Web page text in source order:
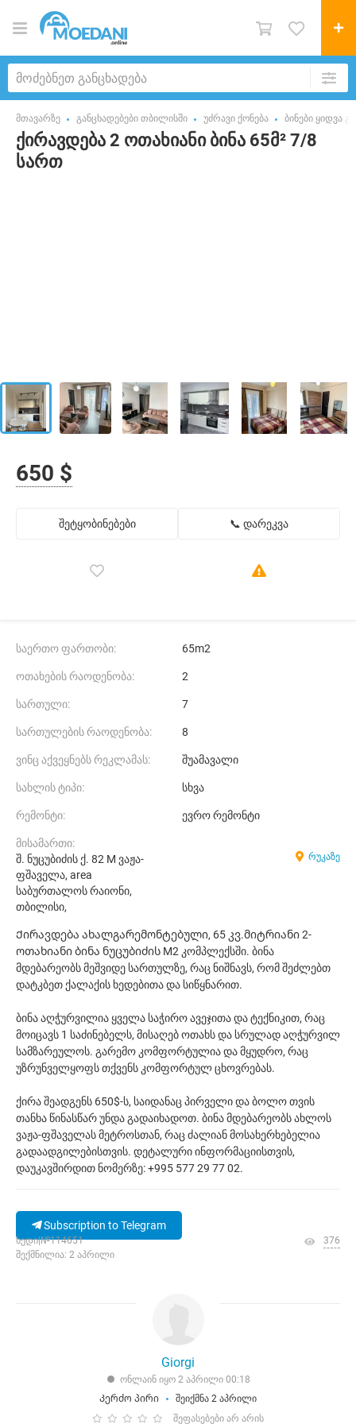
მთავარზე განცხადებები თბილისში უძრავი ქონება ბინები ყიდვა
ქირავდება 2 ოთახიანი ბინა 65მ² 7/8
სართ
650 $
შეტყობინებები 📞 დარეკვა
საერთო ფართობი: 65m2
ოთახების რაოდენობა: 2
სართული: 7
სართულების რაოდენობა: 8
ვინც აქვეყნებს რეკლამას: შუამავალი
სახლის ტიპი: სხვა
რემონტი: ევრო რემონტი
მისამართი:
შ. ნუცუბიძის ქ. 82 M ვაჟა-
ფშაველა, area
საბურთალოს რაიონი,
თბილისი,
რუკაზე
Ქირავდება ახალგარემონტებული, 65 კვ.მიტრიანი 2-
ოთახიანი ბინა ნუცუბიძის M2 კომპლექსში. ბინა
მდებარეობს მეშვიდე სართულზე, რაც ნიშნავს, რომ შეძლებთ
დატკბეთ ქალაქის ხედებითა და სიწყნარით.
ბინა აღჭურვილია ყველა საჭირო ავეჯითა და ტექნიკით, რაც
მოიცავს 1 საძინებელს, მისაღებ ოთახს და სრულად აღჭურვილ
სამზარეულოს. გარემო კომფორტულია და მყუდრო, რაც
უზრუნველყოფს თქვენს კომფორტულ ცხოვრებას.
ქირა შეადგენს 650$-ს, საიდანაც პირველი და ბოლო თვის
თანხა წინასწარ უნდა გადაიხადოთ. ბინა მდებარეობს ახლოს
ვაჟა-ფშაველას მეტროსთან, რაც ძალიან მოსახერხებელია
გადაადგილებისთვის. დეტალური ინფორმაციისთვის,
დაუკავშირდით ნომერზე: +995 577 29 77 02.
Subscription to Telegram
ხედი|№114651
შექმნილია: 2 აპრილი
376
Giorgi
ონლაინ იყო 2 აპრილი 00:18
Კერძო პირი
შეიქმნა 2 აპრილი
შეფასებები არ არის